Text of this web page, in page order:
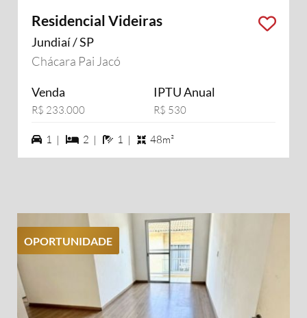
Residencial Videiras
Jundiaí / SP
Chácara Pai Jacó
Venda
R$ 233.000
IPTU Anual
R$ 530
1 vagas na garagem
1 | 2 dormiórios
2 | 1 banheiros
1 | 48m²
OPORTUNIDADE